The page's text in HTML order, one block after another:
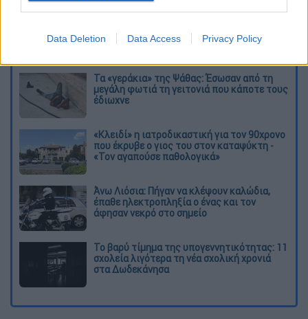
Data Deletion Data Access Privacy Policy
Τα «γεράκια» της Ψάθας: Έσωσαν από τη
μεγάλη φωτιά τη γειτονιά που κάποτε τους
έδιωχνε
«Κλειδί» η ιατροδικαστική για τον 90χρονο
που έκρυβε ο γιος του στον καταψύκτη -
«Τον αγαπούσε παθολογικά»
Άνω Λιόσια: Πήγαν να κλέψουν καλώδια,
έπαθε ηλεκτροπληξία ο ένας και τον
άφησαν νεκρό στο σημείο
Το βαρύ τίμημα της υπογεννητικότητας: 11
σχολεία λιγότερα τη νέα σχολική χρονιά
στα Δωδεκάνησα